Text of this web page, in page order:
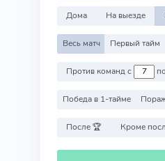
Дома На выезде
Весь матч Первый тайм
Против команд с по
Победа в 1-тайме
После 🏆 Кроме